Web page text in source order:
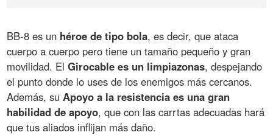
BB-8 es un héroe de tipo bola, es decir, que ataca
cuerpo a cuerpo pero tiene un tamaño pequeño y gran
movilidad. ElGirocable es un limpiazonas, despejando
el punto donde lo uses de los enemigos más cercanos.
Además, su Apoyo a la resistencia es una gran
habilidad de apoyo, que con las carrtas adecuadas hará
que tus aliados inflijan más daño.